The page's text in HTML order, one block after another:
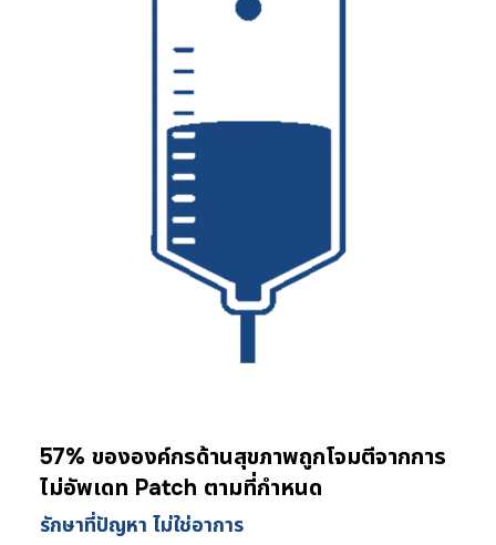
57% ขององค์กรด้านสุขภาพถูกโจมตีจากการ
ไม่อัพเดท Patch ตามที่กำหนด
รักษาที่ปัญหา ไม่ใช่อาการ